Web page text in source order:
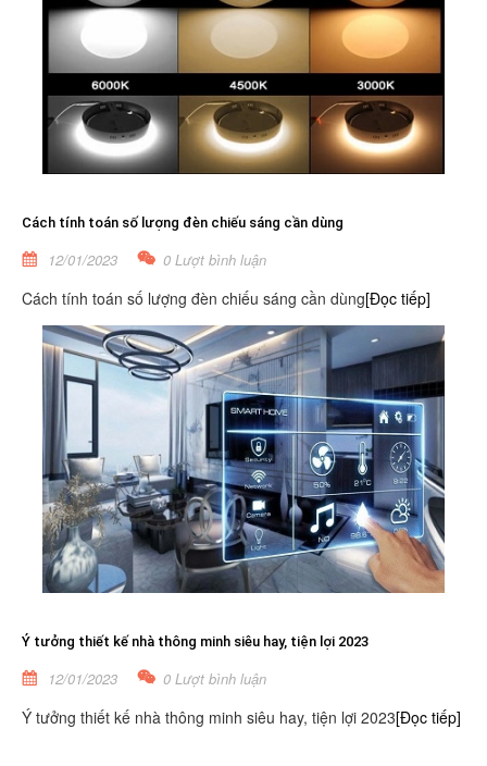
Cách tính toán số lượng đèn chiếu sáng cần dùng
12/01/2023 0 Lượt bình luận
Cách tính toán số lượng đèn chiếu sáng cần dùng[Đọc tiếp]
Ý tưởng thiết kế nhà thông minh siêu hay, tiện lợi 2023
12/01/2023 0 Lượt bình luận
Ý tưởng thiết kế nhà thông minh siêu hay, tiện lợi 2023[Đọc tiếp]